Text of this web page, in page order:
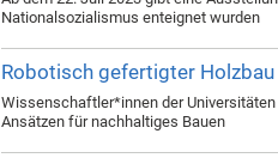
Nationalsozialismus enteignet wurden
Robotisch gefertigter
Wissenschaftler*innen der Universitäten
Ansätzen für nachhaltiges Bauen